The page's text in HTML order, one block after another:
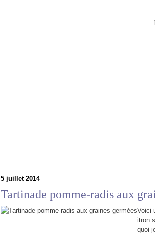
5 juillet 2014
Tartinade pomme-radis aux
Voici
itron
quoi